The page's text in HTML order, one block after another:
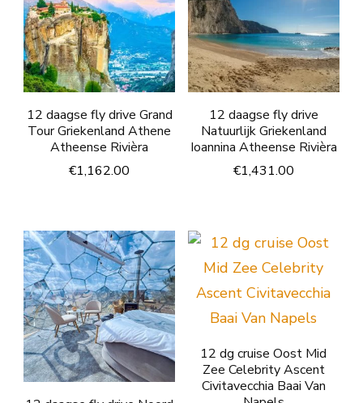
12 daagse fly drive Grand
Tour Griekenland Athene
Atheense Rivièra
€1,162.00
12 daagse fly drive
Natuurlijk Griekenland
Ioannina Atheense Rivièra
€1,431.00
12 dg cruise Oost Mid
Zee Celebrity Ascent
Civitavecchia Baai Van